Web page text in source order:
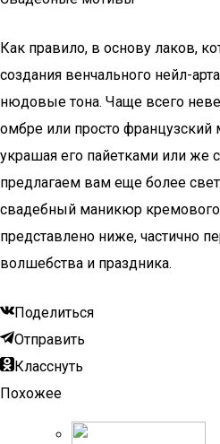
Как правило, в основу лаков,
создания венчального нейл-
нюдовые тона. Чаще всего
омбре или просто
украшая его пайетками или же
предлагаем вам еще более
свадебный маникюр кремового
представлено ниже, частично
волшебства и праздника.
Поделиться
Отправить
Класснуть
Похожее